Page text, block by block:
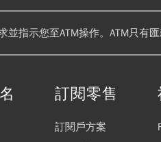
並指示您至ATM操作。ATM只
訂閱零售
訂閱戶方案